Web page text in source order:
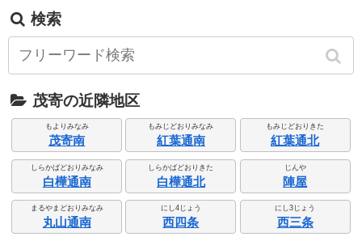
検索
茂寄の近隣地区
もよりみなみ
茂寄南
もみじどおりみなみ
紅葉通南
もみじどおりきた
紅葉通北
しらかばどおりみなみ
白樺通南
しらかばどおりきた
白樺通北
じんや
陣屋
まるやまどおりみなみ
丸山通南
にし4じょう
西四条
にし3じょう
西三条